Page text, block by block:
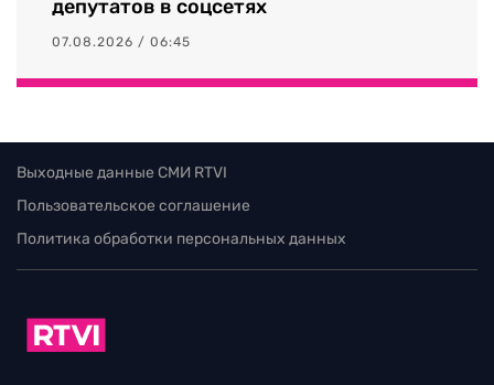
депутатов в соцсетях
07.08.2026 / 06:45
Выходные данные СМИ RTVI
Пользовательское соглашение
Политика обработки персональных данных